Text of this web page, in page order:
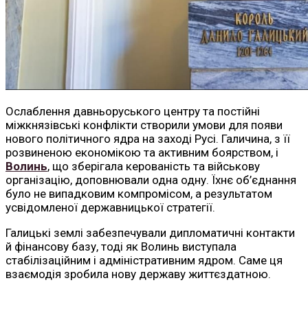
Ослаблення давньоруського центру та постійні
міжкнязівські конфлікти створили умови для появи
нового політичного ядра на заході Русі. Галичина, з її
розвиненою економікою та активним боярством, і
Волинь, що зберігала керованість та військову
організацію, доповнювали одна одну. Їхнє об’єднання
було не випадковим компромісом, а результатом
усвідомленої державницької стратегії.
Галицькі землі забезпечували дипломатичні контакти
й фінансову базу, тоді як Волинь виступала
стабілізаційним і адміністративним ядром. Саме ця
взаємодія зробила нову державу життєздатною.